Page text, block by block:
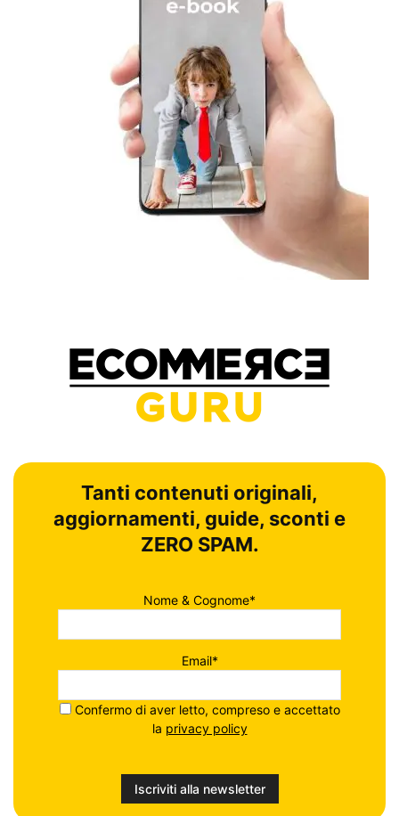
Tanti contenuti originali,
aggiornamenti, guide, sconti e
ZERO SPAM.
Nome & Cognome*
Email*
Confermo di aver letto, compreso e accettato
la privacy policy